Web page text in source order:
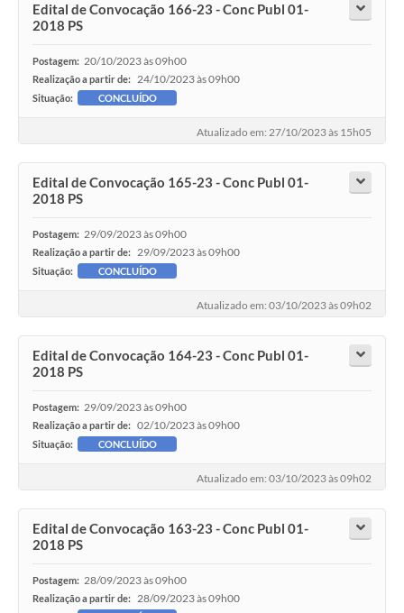
Edital de Convocação 166-23 - Conc Publ 01-
2018 PS
Postagem: 20/10/2023 às 09h00
Realização a partir de: 24/10/2023 às 09h00
Situação: CONCLUÍDO
Atualizado em: 27/10/2023 às 15h05
Edital de Convocação 165-23 - Conc Publ 01-
2018 PS
Postagem: 29/09/2023 às 09h00
Realização a partir de: 29/09/2023 às 09h00
Situação: CONCLUÍDO
Atualizado em: 03/10/2023 às 09h02
Edital de Convocação 164-23 - Conc Publ 01-
2018 PS
Postagem: 29/09/2023 às 09h00
Realização a partir de: 02/10/2023 às 09h00
Situação: CONCLUÍDO
Atualizado em: 03/10/2023 às 09h02
Edital de Convocação 163-23 - Conc Publ 01-
2018 PS
Postagem: 28/09/2023 às 09h00
Realização a partir de: 28/09/2023 às 09h00